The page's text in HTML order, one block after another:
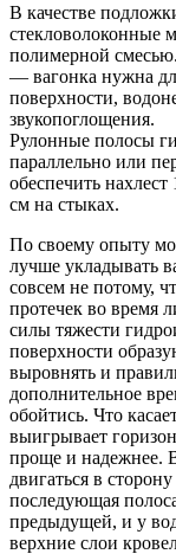
В качестве
стекловолоконные
полимерной
— вагонка нужна
поверхности,
звукопоглощения.
Рулонные полосы
параллельно или
обеспечить
см на стыках.
По своему опыту
лучше укладывать
совсем не потому,
протечек во время
силы тяжести
поверхности
выровнять и
дополнительное
обойтись. Что
выигрывает
проще и надежнее.
двигаться в
последующая
предыдущей, и у
верхние слои